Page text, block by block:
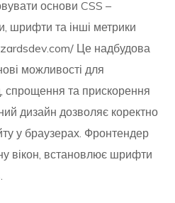
основи CSS –
шрифти та інші метрики
Це надбудова
можливості для
спрощення та прискорення
дизайн дозволяє коректно
у браузерах. Фронтендер
вікон, встановлює шрифти